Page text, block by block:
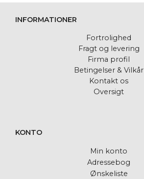
INFORMATIONER
Fortrolighed
Fragt og levering
Firma profil
Betingelser & Vilkår
Kontakt os
Oversigt
KONTO
Min konto
Adressebog
Ønskeliste